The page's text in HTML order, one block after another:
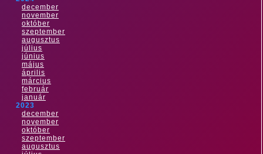
december
november
október
szeptember
augusztus
július
június
május
április
március
február
január
2023
december
november
október
szeptember
augusztus